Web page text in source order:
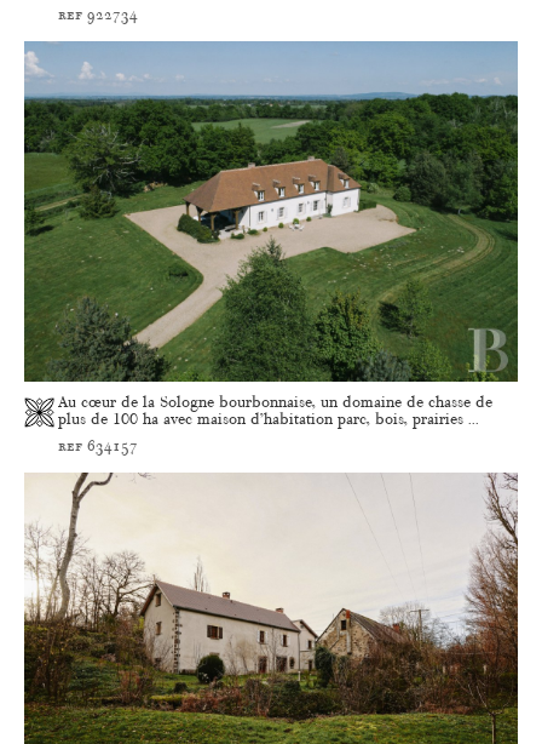
ref 922734
Au cœur de la Sologne bourbonnaise, un domaine de chasse de
plus de 100 ha avec maison d’habitation parc, bois, prairies ...
ref 634157